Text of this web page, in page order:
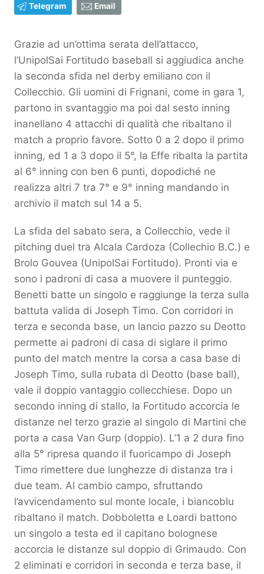
Telegram Email
Grazie ad un’ottima serata dell’attacco,
l’UnipolSai Fortitudo baseball si aggiudica anche
la seconda sfida nel derby emiliano con il
Collecchio. Gli uomini di Frignani, come in gara 1,
partono in svantaggio ma poi dal sesto inning
inanellano 4 attacchi di qualità che ribaltano il
match a proprio favore. Sotto 0 a 2 dopo il primo
inning, ed 1 a 3 dopo il 5°, la Effe ribalta la partita
al 6° inning con ben 6 punti, dopodiché ne
realizza altri 7 tra 7° e 9° inning mandando in
archivio il match sul 14 a 5.
La sfida del sabato sera, a Collecchio, vede il
pitching duel tra Alcala Cardoza (Collechio B.C.) e
Brolo Gouvea (UnipolSai Fortitudo). Pronti via e
sono i padroni di casa a muovere il punteggio.
Benetti batte un singolo e raggiunge la terza sulla
battuta valida di Joseph Timo. Con corridori in
terza e seconda base, un lancio pazzo su Deotto
permette ai padroni di casa di siglare il primo
punto del match mentre la corsa a casa base di
Joseph Timo, sulla rubata di Deotto (base ball),
vale il doppio vantaggio collecchiese. Dopo un
secondo inning di stallo, la Fortitudo accorcia le
distanze nel terzo grazie al singolo di Martini che
porta a casa Van Gurp (doppio). L’1 a 2 dura fino
alla 5° ripresa quando il fuoricampo di Joseph
Timo rimettere due lunghezze di distanza tra i
due team. Al cambio campo, sfruttando
l’avvicendamento sul monte locale, i biancoblu
ribaltano il match. Dobboletta e Loardi battono
un singolo a testa ed il capitano bolognese
accorcia le distanze sul doppio di Grimaudo. Con
2 eliminati e corridori in seconda e terza base, il